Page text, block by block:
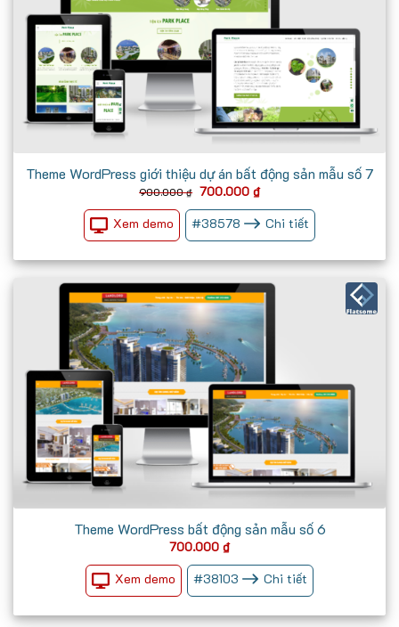
Theme WordPress giới thiệu dự án bất động sản mẫu số 7
900.000₫ Giá
là:
900.000 ₫.
700.000 ₫Giá
hiện
tại
là:
700.000 ₫.
Xem demo #38578 Chi tiết
Theme WordPress bất động sản mẫu số 6
700.000 ₫
Xem demo #38103 Chi tiết